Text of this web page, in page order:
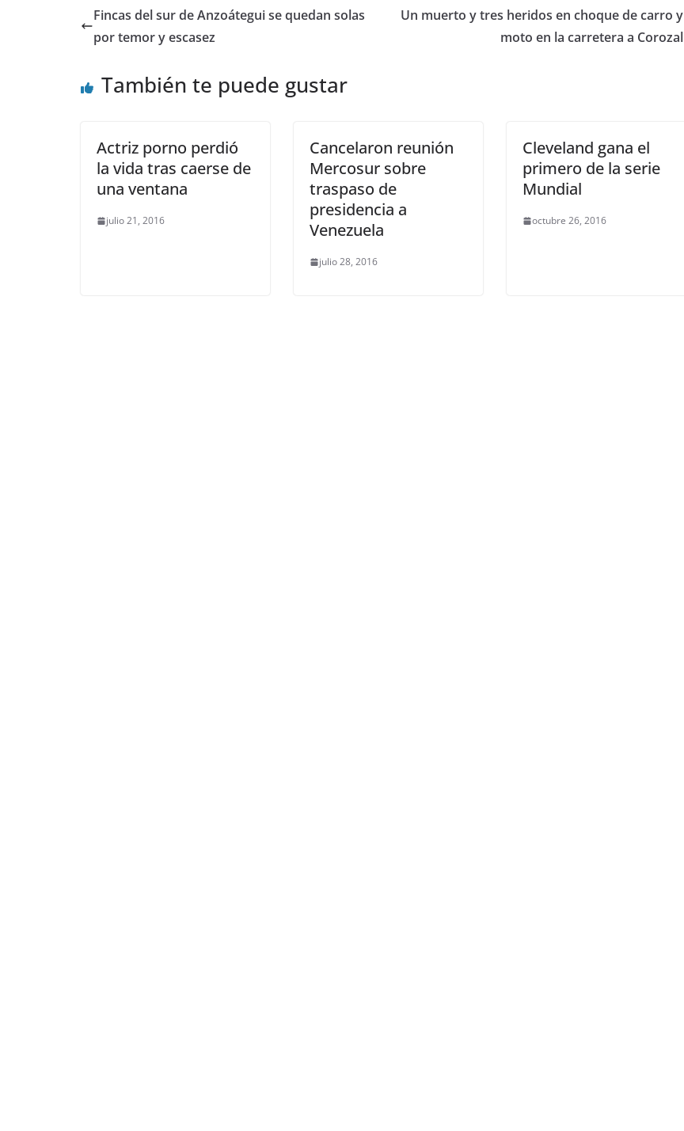
Fincas del sur de Anzoátegui se quedan solas
por temor y escasez
Un muerto y tres heridos en choque de carro y
moto en la carretera a Corozal
También te puede gustar
Actriz porno perdió
la vida tras caerse de
una ventana
julio 21, 2016
Cancelaron reunión
Mercosur sobre
traspaso de
presidencia a
Venezuela
julio 28, 2016
Cleveland gana el
primero de la serie
Mundial
octubre 26, 2016